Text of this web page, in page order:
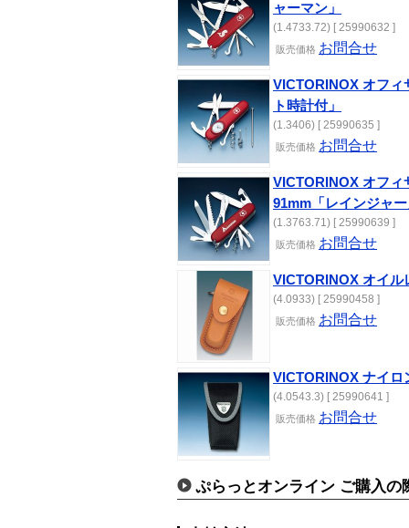
ャーマン」
(1.4733.72) [ 25990632 ]
販売価格 お問合せ
VICTORINOX オフィ
ト時計付」
(1.3406) [ 25990635 ]
販売価格 お問合せ
VICTORINOX オフィ
91mm「レインジャ
(1.3763.71) [ 25990639 ]
販売価格 お問合せ
VICTORINOX オイ
(4.0933) [ 25990458 ]
販売価格 お問合せ
VICTORINOX ナイ
(4.0543.3) [ 25990641 ]
販売価格 お問合せ
ぷらっとオンライン ご購入の